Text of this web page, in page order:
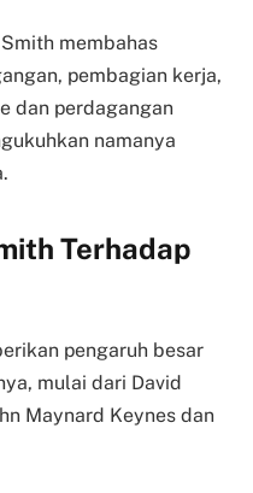
Smith membahas
pembagian kerja,
dan perdagangan
namanya
Terhadap
pengaruh besar
mulai dari David
Maynard Keynes dan